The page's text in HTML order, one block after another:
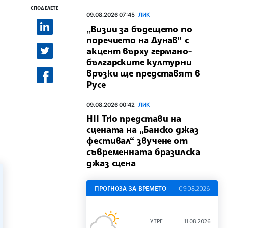
СПОДЕЛЕТЕ
09.08.2026 07:45 ЛИК
„Визии за бъдещето по
поречието на Дунав“ с
акцент върху германо-
българските културни
връзки ще представят в
Русе
09.08.2026 00:42 ЛИК
HII Trio представи на
сцената на „Банско джаз
фестивал“ звучене от
съвременната бразилска
джаз сцена
ПРОГНОЗА ЗА ВРЕМЕТО 09.08.2026
УТРЕ 11.08.2026